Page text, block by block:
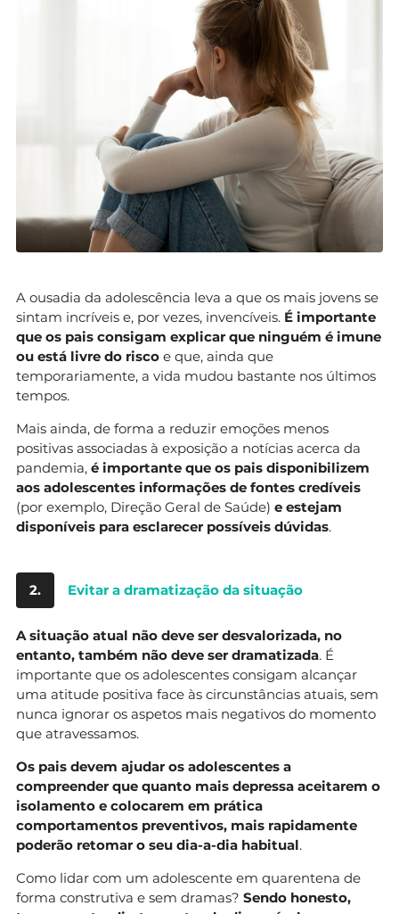
A ousadia da adolescência leva a que os mais jovens se
sintam incríveis e, por vezes, invencíveis. É importante
que os pais consigam explicar que ninguém é imune
ou está livre do risco e que, ainda que
temporariamente, a vida mudou bastante nos últimos
tempos.
Mais ainda, de forma a reduzir emoções menos
positivas associadas à exposição a notícias acerca da
pandemia, é importante que os pais disponibilizem
aos adolescentes informações de fontes credíveis
(por exemplo, Direção Geral de Saúde) e estejam
disponíveis para esclarecer possíveis dúvidas.
2. Evitar a dramatização da situação
A situação atual não deve ser desvalorizada, no
entanto, também não deve ser dramatizada. É
importante que os adolescentes consigam alcançar
uma atitude positiva face às circunstâncias atuais, sem
nunca ignorar os aspetos mais negativos do momento
que atravessamos.
Os pais devem ajudar os adolescentes a
compreender que quanto mais depressa aceitarem o
isolamento e colocarem em prática
comportamentos preventivos, mais rapidamente
poderão retomar o seu dia-a-dia habitual.
Como lidar com um adolescente em quarentena de
forma construtiva e sem dramas? Sendo honesto,